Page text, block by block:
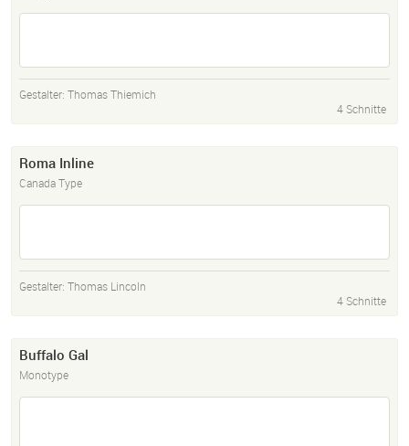
Gestalter: Thomas Thiemich
4 Schnitte
Roma Inline
Canada Type
Gestalter: Thomas Lincoln
4 Schnitte
Buffalo Gal
Monotype